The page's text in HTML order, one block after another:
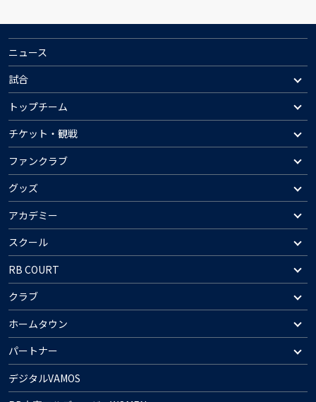
ニュース
試合
トップチーム
チケット・観戦
ファンクラブ
グッズ
アカデミー
スクール
RB COURT
クラブ
ホームタウン
パートナー
デジタルVAMOS